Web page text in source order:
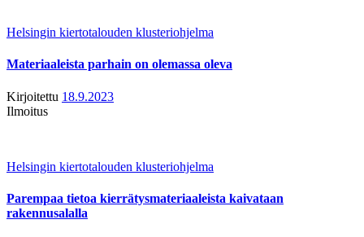
Helsingin kiertotalouden klusteriohjelma
Materiaaleista parhain on olemassa oleva
Kirjoitettu 18.9.2023
Ilmoitus
Helsingin kiertotalouden klusteriohjelma
Parempaa tietoa kierrätysmateriaaleista kaivataan
rakennusalalla